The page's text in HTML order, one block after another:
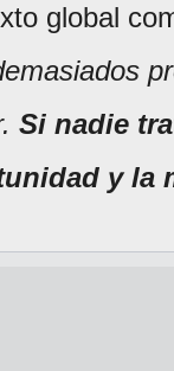
global
Si nadie
y la